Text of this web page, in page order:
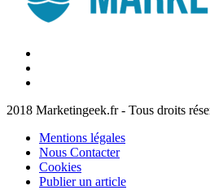
2018 Marketingeek.fr - Tous droits
Mentions légales
Nous Contacter
Cookies
Publier un article